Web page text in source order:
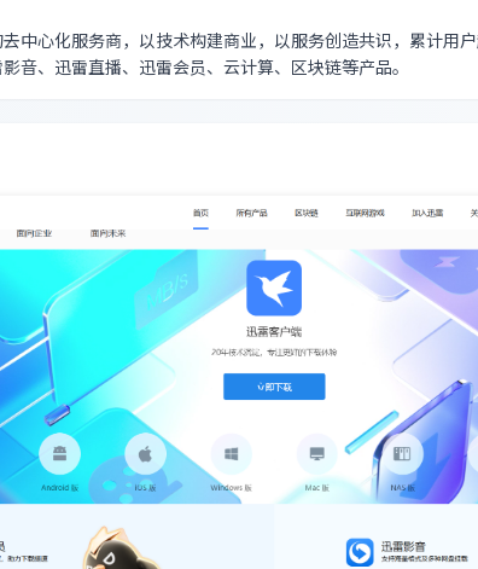
中心化服务商，以技术构建商业，以服务创造共识，累计用
音、迅雷直播、迅雷会员、云计算、区块链等产品。